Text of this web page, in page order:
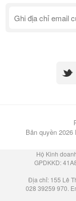
Bản quyền
Hộ Kinh
GPDKKD:
Địa chỉ: 155 Lê
028 39259 970.